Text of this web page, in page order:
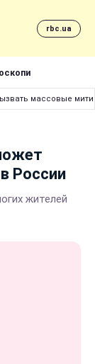
rbc.ua
массовые
России
жителей